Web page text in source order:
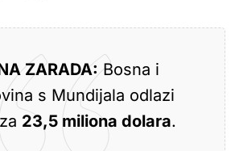
ZARADA: Bosna i
s Mundijala odlazi
23,5 miliona dolara.